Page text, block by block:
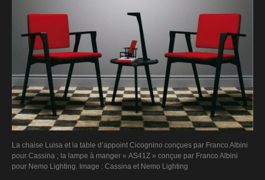
La chaise Luisa et la table d’appoint Cicognino conçues par Franco Albini
pour Cassina ; la lampe à manger « AS41Z » conçue par Franco Albini
pour Nemo Lighting. Image : Cassina et Nemo Lighting